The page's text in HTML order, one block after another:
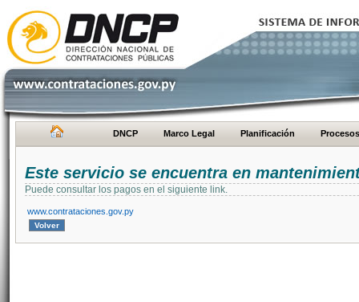
DNCP Marco Legal Planificación Procesos
Este servicio se encuentra en
Puede consultar los pagos en el siguiente link.
www.contrataciones.gov.py